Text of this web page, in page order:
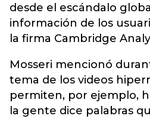
desde el escándalo
información de los
la firma Cambridge
Mosseri mencionó
tema de los videos
permiten, por ejemplo,
la gente dice palabras